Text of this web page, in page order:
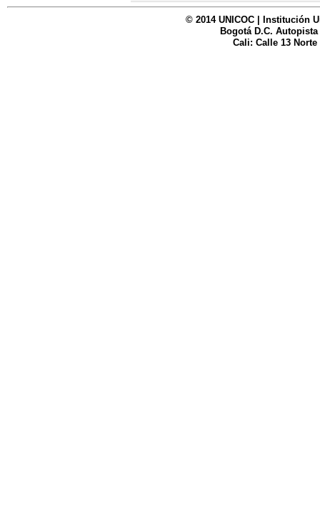
© 2014 UNICOC | Institución
Bogotá D.C. Autopista
Cali: Calle 13 Norte